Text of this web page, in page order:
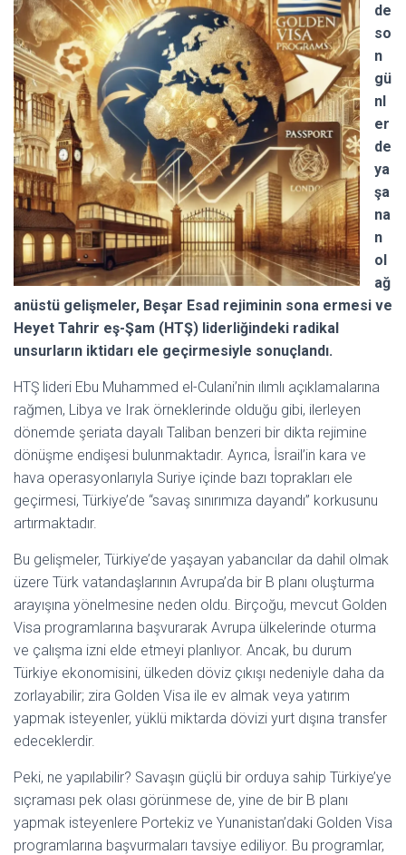
de
so
n
gü
nl
er
de
ya
şa
na
n
ol
ağ
anüstü gelişmeler, Beşar Esad rejiminin sona ermesi ve
Heyet Tahrir eş-Şam (HTŞ) liderliğindeki radikal
unsurların iktidarı ele geçirmesiyle sonuçlandı.
HTŞ lideri Ebu Muhammed el-Culani’nin ılımlı açıklamalarına
rağmen, Libya ve Irak örneklerinde olduğu gibi, ilerleyen
dönemde şeriata dayalı Taliban benzeri bir dikta rejimine
dönüşme endişesi bulunmaktadır. Ayrıca, İsrail’in kara ve
hava operasyonlarıyla Suriye içinde bazı toprakları ele
geçirmesi, Türkiye’de “savaş sınırımıza dayandı” korkusunu
artırmaktadır.
Bu gelişmeler, Türkiye’de yaşayan yabancılar da dahil olmak
üzere Türk vatandaşlarının Avrupa’da bir B planı oluşturma
arayışına yönelmesine neden oldu. Birçoğu, mevcut Golden
Visa programlarına başvurarak Avrupa ülkelerinde oturma
ve çalışma izni elde etmeyi planlıyor. Ancak, bu durum
Türkiye ekonomisini, ülkeden döviz çıkışı nedeniyle daha da
zorlayabilir; zira Golden Visa ile ev almak veya yatırım
yapmak isteyenler, yüklü miktarda dövizi yurt dışına transfer
edeceklerdir.
Peki, ne yapılabilir? Savaşın güçlü bir orduya sahip Türkiye’ye
sıçraması pek olası görünmese de, yine de bir B planı
yapmak isteyenlere Portekiz ve Yunanistan’daki Golden Visa
programlarına başvurmaları tavsiye ediliyor. Bu programlar,